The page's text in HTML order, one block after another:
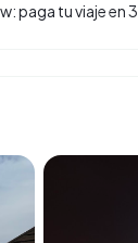
paga tu viaje en